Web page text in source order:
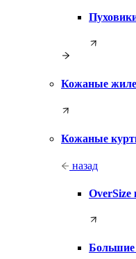
Кожаные
Кожаные
назад
OverSize
Большие